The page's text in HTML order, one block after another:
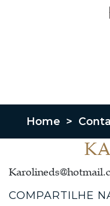
Home >
COMPARTILHE